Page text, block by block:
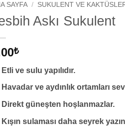
SAYFA / SUKULENT VE
Askı Sukulent
₺
Etli ve sulu yapılıdır.
Havadar ve aydınlık ortamları
Direkt güneşten hoşlanmazlar.
Kışın sulaması daha seyrek